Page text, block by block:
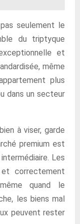
seulement le
du triptyque
et
même
plus
dans un secteur
à viser, garde
premium est
Les
correctement
quand le
les biens mal
peuvent rester